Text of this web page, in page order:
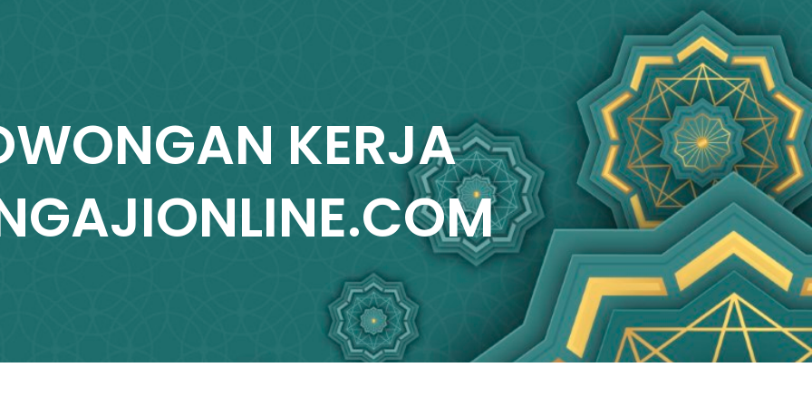
KERJA